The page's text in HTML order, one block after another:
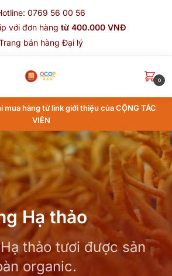
0769 56 00 56
với đơn hàng từ 400.000 VNĐ
bán hàng Đại lý
0
mua hàng từ link giới thiệu của CỘNG TÁC
VIÊN
Hạ thảo
thảo tươi được sản
organic.